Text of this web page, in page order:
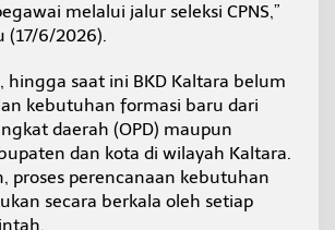
melalui jalur seleksi CPNS,”
(17/6/2026).
hingga saat ini BKD Kaltara belum
kebutuhan formasi baru dari
daerah (OPD) maupun
dan kota di wilayah Kaltara.
proses perencanaan kebutuhan
secara berkala oleh setiap